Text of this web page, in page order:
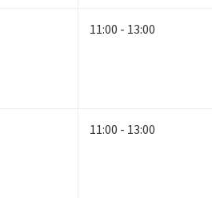
11:00 - 13:00
11:00 - 13:00